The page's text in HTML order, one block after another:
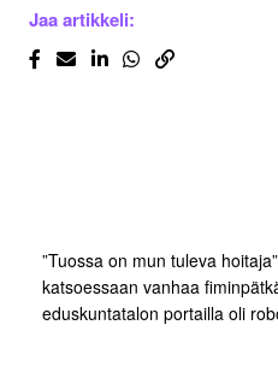
Jaa artikkeli:
”Tuossa on mun tuleva
katsoessaan vanhaa
eduskuntatalon portailla oli